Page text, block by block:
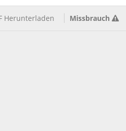
Herunterladen Missbrauch